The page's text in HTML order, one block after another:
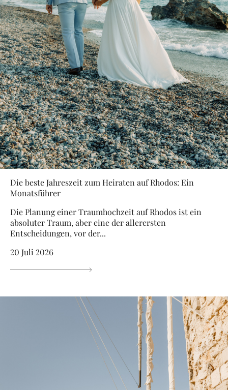
Die beste Jahreszeit zum Heiraten auf Rhodos: Ein
Monatsführer
Die Planung einer Traumhochzeit auf Rhodos ist ein
absoluter Traum, aber eine der allerersten
Entscheidungen, vor der...
20 Juli 2026